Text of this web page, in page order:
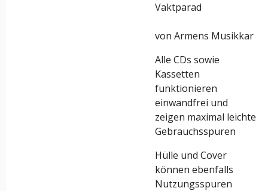
Vaktparad
von Armens Musikkar
Alle CDs sowie
Kassetten
funktionieren
einwandfrei und
zeigen maximal leichte
Gebrauchsspuren
Hülle und Cover
können ebenfalls
Nutzungsspuren